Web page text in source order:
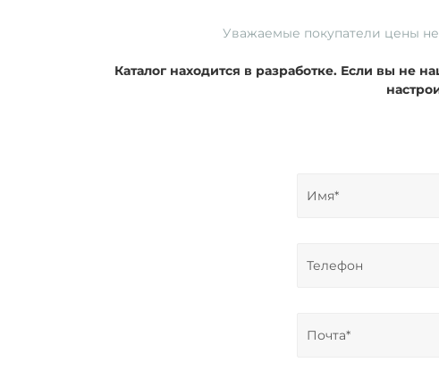
Уважаемые покупатели цены
Каталог находится в разработке. Если вы